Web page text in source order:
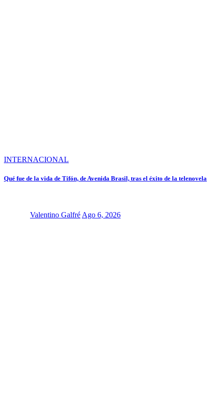
INTERNACIONAL
Qué fue de la vida de Tifón, de Avenida Brasil, tras el éxito de la telenovela
Valentino GalfréAgo 6, 2026